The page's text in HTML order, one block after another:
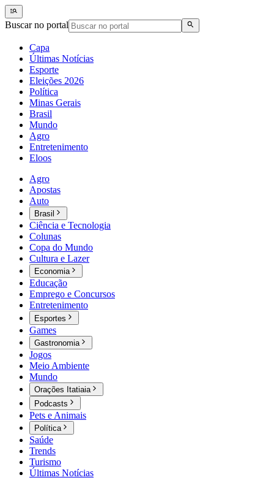
Buscar no portal
Capa
Últimas Notícias
Esporte
Eleições 2026
Política
Minas Gerais
Brasil
Mundo
Agro
Entretenimento
Eloos
Agro
Apostas
Auto
Brasil
Ciência e Tecnologia
Colunas
Copa do Mundo
Cultura e Lazer
Economia
Educação
Emprego e Concursos
Entretenimento
Esportes
Games
Gastronomia
Jogos
Meio Ambiente
Mundo
Orações Itatiaia
Podcasts
Pets e Animais
Política
Saúde
Trends
Turismo
Últimas Notícias